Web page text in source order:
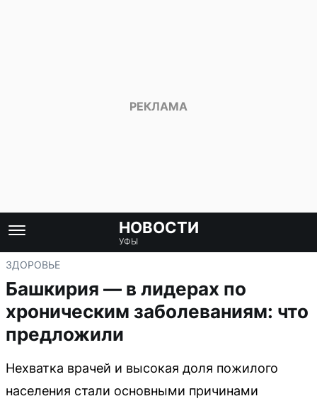
НОВОСТИ
УФЫ
ЗДОРОВЬЕ
Башкирия — в лидерах по
хроническим заболеваниям: что
предложили
Нехватка врачей и высокая доля пожилого
населения стали основными причинами